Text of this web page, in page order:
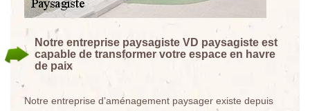
Notre entreprise paysagiste VD paysagiste est
capable de transformer votre espace en havre
de paix
Notre entreprise d’aménagement paysager existe depuis